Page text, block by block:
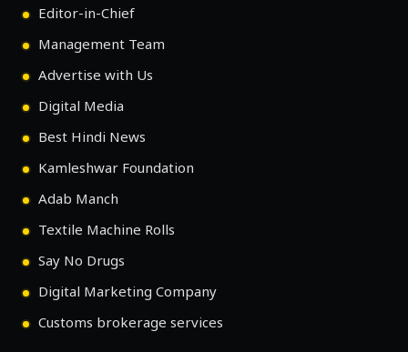
Editor-in-Chief
Management Team
Advertise with Us
Digital Media
Best Hindi News
Kamleshwar Foundation
Adab Manch
Textile Machine Rolls
Say No Drugs
Digital Marketing Company
Customs brokerage services